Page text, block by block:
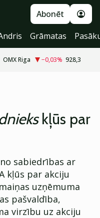
Abonēt
Grāmatas
OMX Riga −0,03% 928,3
kļūs par
sabiedrības ar
kļūs par akciju
uzņēmuma
pašvaldība,
virzību uz akciju